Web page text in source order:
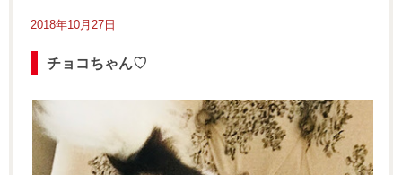
2018年10月27日
チョコちゃん♡